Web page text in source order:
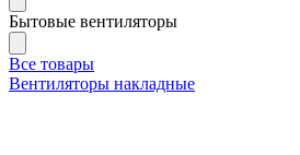
Бытовые вентиляторы
Все товары
Вентиляторы накладные